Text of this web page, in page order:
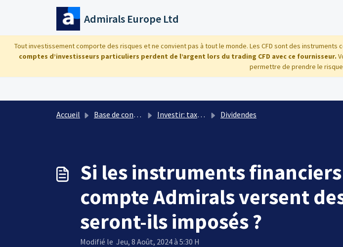
Passer au contenu principal
Admirals Europe Ltd
Tout investissement comporte des risques et ne convient pas à tout le monde. Les CFD sont des
comptes d’investisseurs particuliers perdent de l’argent lors du trading CFD avec ce fournisseur.
permettre de prendre le
Accueil Base de connaissances Investir: tax, dividendes et décomposition de la valeur du compte Dividendes
Si les instruments
compte Admirals versent
seront-ils imposés ?
Modifié le Jeu, 8 Août, 2024 à 5:30 H